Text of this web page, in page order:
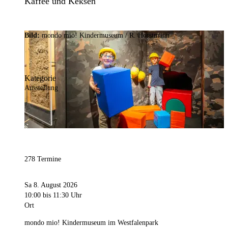
Bild:mondo mio! Kindermuseum / R. Horstmann
Kategorie
Ausstellung
278 Termine
Sa 8. August 2026
10:00 bis 11:30 Uhr
Ort
mondo mio! Kindermuseum im Westfalenpark